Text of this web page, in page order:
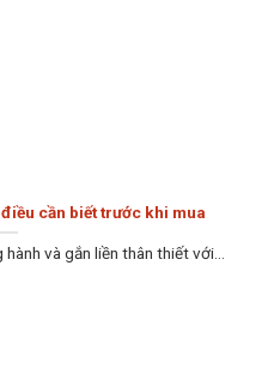
cần biết trước khi mua
và gắn liền thân thiết với...